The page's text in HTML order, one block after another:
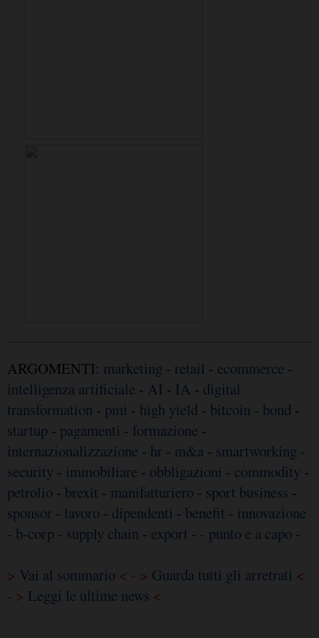
ARGOMENTI: marketing - retail - ecommerce -
intelligenza artificiale - AI - IA - digital
transformation - pmi - high yield - bitcoin - bond -
startup - pagamenti - formazione -
internazionalizzazione - hr - m&a - smartworking -
security - immobiliare - obbligazioni - commodity -
petrolio - brexit - manifatturiero - sport business -
sponsor - lavoro - dipendenti - benefit - innovazione
- b-corp - supply chain - export - - punto e a capo -
> Vai al sommario < - > Guarda tutti gli arretrati <
- > Leggi le ultime news <